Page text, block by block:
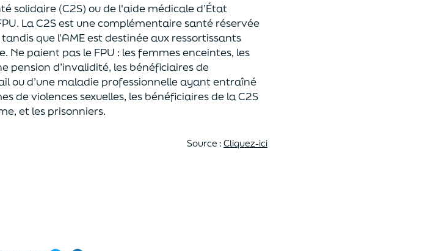
solidaire (C2S) oude l'aide médicale d’État
La C2S est unecomplémentaire santé réservée
que l’AMEest destinéeaux ressortissants
Ne paient pas le FPU : les femmes enceintes, les
pension d’invalidité, les bénéficiairesde
oud’une maladie professionnelleayant entraîné
de violences sexuelles, les bénéficiaires de la C2S
, et les prisonniers.
Source : Cliquez-ici